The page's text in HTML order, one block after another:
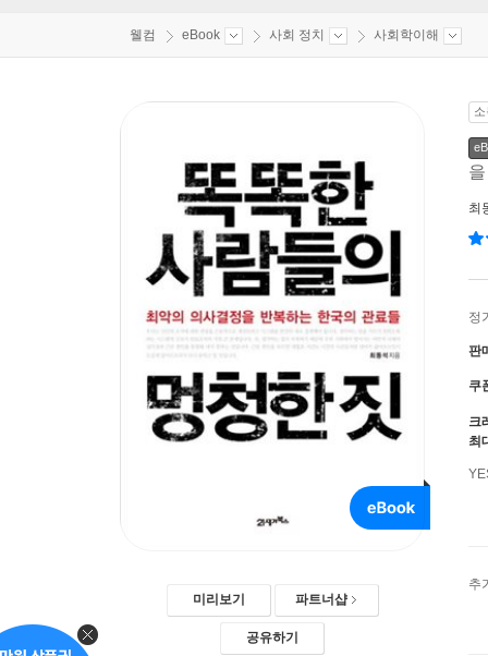
웰컴 eBook 사회 정치 사회학이해
미리보기 파트너샵
공유하기
최
정
판
쿠
크
최
추